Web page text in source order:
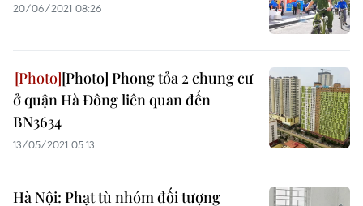
20/06/2021 08:26
[Photo] Phong tỏa 2 chung cư
ở quận Hà Đông liên quan đến
BN3634
13/05/2021 05:13
Hà Nội: Phạt tù nhóm đối tượng